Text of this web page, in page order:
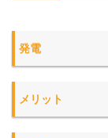
発電
メリット